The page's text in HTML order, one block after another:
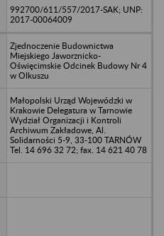
992700/611/557/2017-SAK; UNP:
2017-00064009
Zjednoczenie Budownictwa
Miejskiego Jaworznicko-
Oświęcimskie Odcinek Budowy Nr 4
w Olkuszu
Małopolski Urząd Wojewódzki w
Krakowie Delegatura w Tarnowie
Wydział Organizacji i Kontroli
Archiwum Zakładowe, Al.
Solidarności 5-9, 33-100 TARNÓW
Tel. 14 696 32 72; fax. 14 621 40 78